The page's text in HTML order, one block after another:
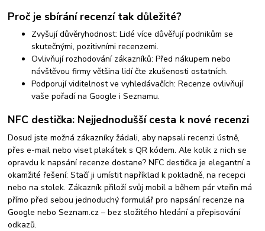
Proč je sbírání recenzí tak důležité?
Zvyšují důvěryhodnost: Lidé více důvěřují podnikům se
skutečnými, pozitivními recenzemi.
Ovlivňují rozhodování zákazníků: Před nákupem nebo
návštěvou firmy většina lidí čte zkušenosti ostatních.
Podporují viditelnost ve vyhledávačích: Recenze ovlivňují
vaše pořadí na Google i Seznamu.
NFC destička: Nejjednodušší cesta k nové recenzi
Dosud jste možná zákazníky žádali, aby napsali recenzi ústně,
přes e-mail nebo viset plakátek s QR kódem. Ale kolik z nich se
opravdu k napsání recenze dostane? NFC destička je elegantní a
okamžité řešení: Stačí ji umístit například k pokladně, na recepci
nebo na stolek. Zákazník přiloží svůj mobil a během pár vteřin má
přímo před sebou jednoduchý formulář pro napsání recenze na
Google nebo Seznam.cz – bez složitého hledání a přepisování
odkazů.